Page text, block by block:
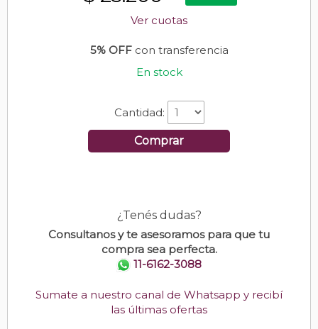
Ver cuotas
5% OFFcon transferencia
En stock
Cantidad:
Comprar
¿Tenés dudas?
Consultanos y te asesoramos para que tu
compra sea perfecta.
11-6162-3088
Sumate a nuestro canal de Whatsapp y recibí
las últimas ofertas